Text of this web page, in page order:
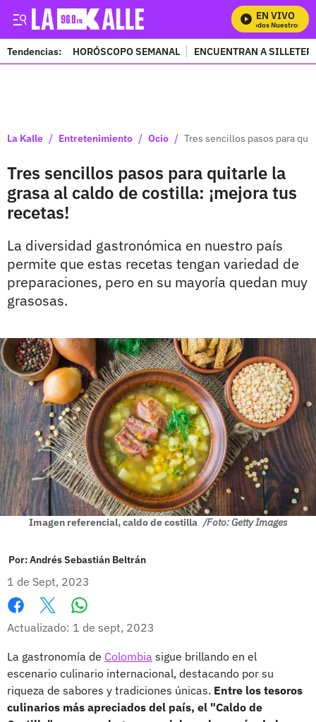
EN VIVO
Mira Todos Nuestros
Tendencias: HORÓSCOPO SEMANAL ENCUENTRAN A
La Kalle / Entretenimiento / Ocio / Tres sencillos pasos para
Tres sencillos pasos para quitarle la
grasa al caldo de costilla: ¡mejora tus
recetas!
La diversidad gastronómica en nuestro país
permite que estas recetas tengan variedad de
preparaciones, pero en su mayoría quedan muy
grasosas.
Imagen referencial, caldo de costilla /Foto: Getty Images
Por:Andrés Sebastián Beltrán
1 de Sept, 2023
Facebook
X
Actualizado: 1 de sept, 2023
La gastronomía de Colombia sigue brillando en el
escenario culinario internacional, destacando por su
riqueza de sabores y tradiciones únicas. Entre los tesoros
culinarios más apreciados del país, el "Caldo de